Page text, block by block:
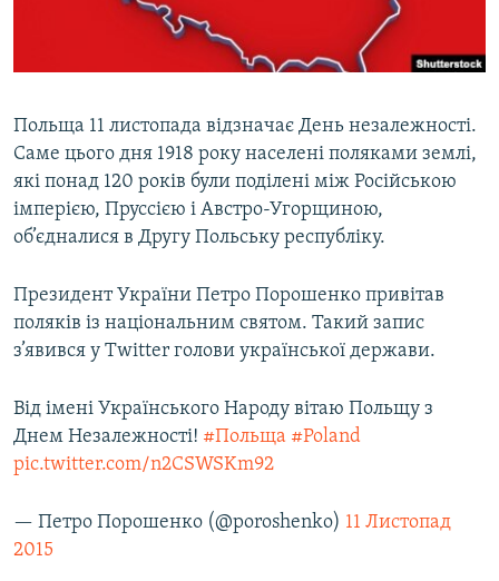
ВІДЕОУРОКИ «ELIFBE»
Qırımtatar
ДОЛУЧАЙСЯ!
Усі сайти RFE/RL
Польща 11 листопада відзначає День незалежності.
Саме цього дня 1918 року населені поляками землі,
які понад 120 років були поділені між Російською
імперією, Пруссією і Австро-Угорщиною,
об’єдналися в Другу Польську республіку.
Президент України Петро Порошенко привітав
поляків із національним святом. Такий запис
з’явився у Twitter голови української держави.
Від імені Українського Народу вітаю Польщу з
Днем Незалежності! #Польща #Poland
pic.twitter.com/n2CSWSKm92
— Петро Порошенко (@poroshenko) 11 Листопад
2015